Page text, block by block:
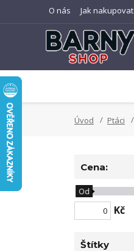
O nás Jak nakupovat
Úvod Ptáci
Cena:
Kč
Od
Štítky